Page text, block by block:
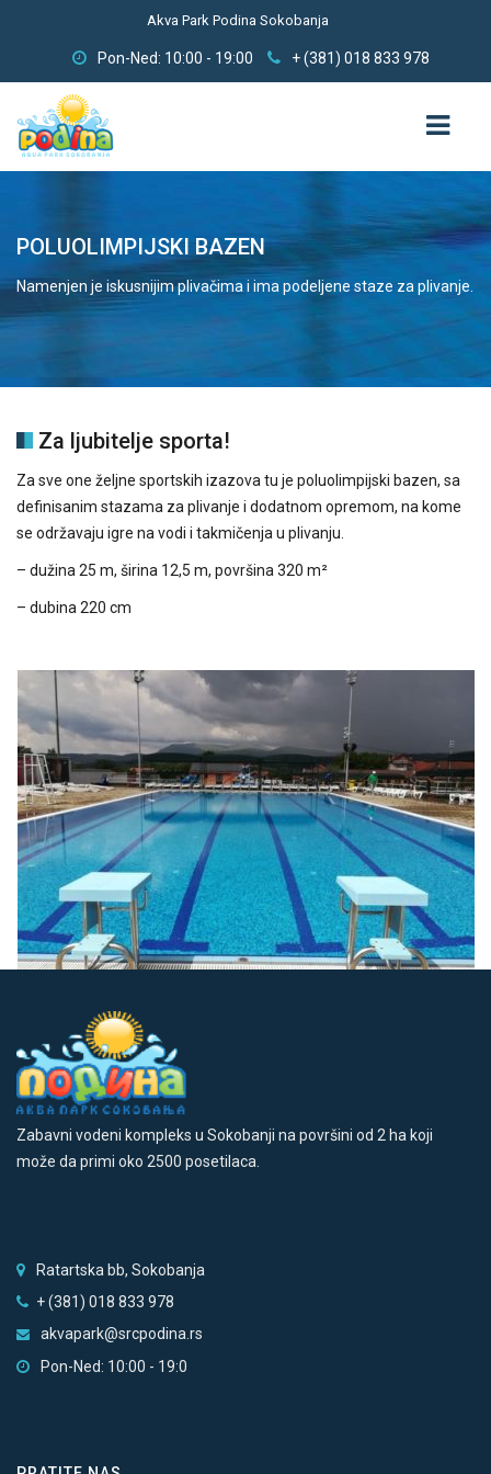
Akva Park Podina Sokobanja
Pon-Ned: 10:00 - 19:00 + (381) 018 833 978
BAZENI
SA TOBOGANIMA
DEČIJI BAZEN
GALERIJA
VESTI
LOKACIJA I KONTAKT
POLUOLIMPIJSKI BAZEN
Namenjen je iskusnijim plivačima i ima podeljene staze za plivanje.
Za ljubitelje sporta!
Za sve one željne sportskih izazova tu je poluolimpijski bazen, sa
definisanim stazama za plivanje i dodatnom opremom, na kome
se održavaju igre na vodi i takmičenja u plivanju.
– dužina 25 m, širina 12,5 m, površina 320 m²
– dubina 220 cm
Zabavni vodeni kompleks u Sokobanji na površini od 2 ha koji
može da primi oko 2500 posetilaca.
Ratartska bb, Sokobanja
+ (381) 018 833 978
akvapark@srcpodina.rs
Pon-Ned: 10:00 - 19:0